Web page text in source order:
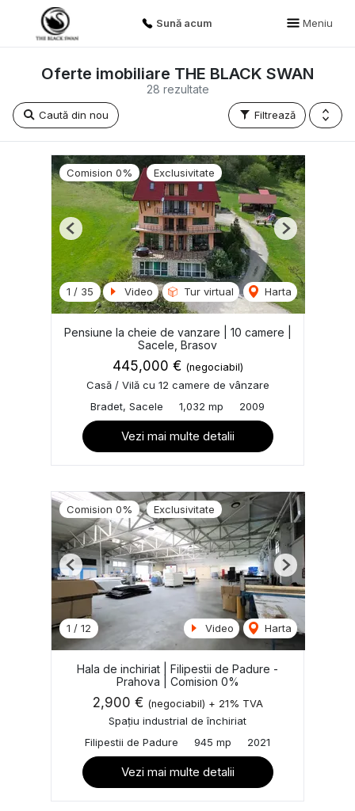
Sună acum Meniu
28 rezultate
Oferte imobiliare THE BLACK SWAN
Filtrează
Caută din nou
Comision 0% Exclusivitate
1 / 35 Video Tur virtual Harta
Previous Next
Pensiune la cheie de vanzare | 10 camere |
Sacele, Brasov
445,000 € (negociabil)
Casă / Vilă cu 12 camere de vânzare
Bradet, Sacele
1,032 mp 2009
Vezi mai multe detalii
Comision 0% Exclusivitate
1 / 12 Video Harta
Previous Next
Hala de inchiriat | Filipestii de Padure -
Prahova | Comision 0%
2,900 € (negociabil) + 21% TVA
Spațiu industrial de închiriat
Filipestii de Padure
945 mp 2021
Vezi mai multe detalii